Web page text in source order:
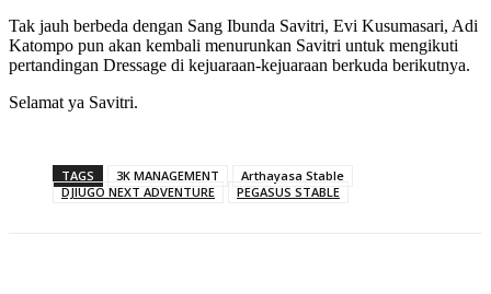
Tak jauh berbeda dengan Sang Ibunda Savitri, Evi Kusumasari, Adi
Katompo pun akan kembali menurunkan Savitri untuk mengikuti
pertandingan Dressage di kejuaraan-kejuaraan berkuda berikutnya.
Selamat ya Savitri.
TAGS 3K MANAGEMENT
Arthayasa Stable
DJIUGO NEXT ADVENTURE
PEGASUS STABLE